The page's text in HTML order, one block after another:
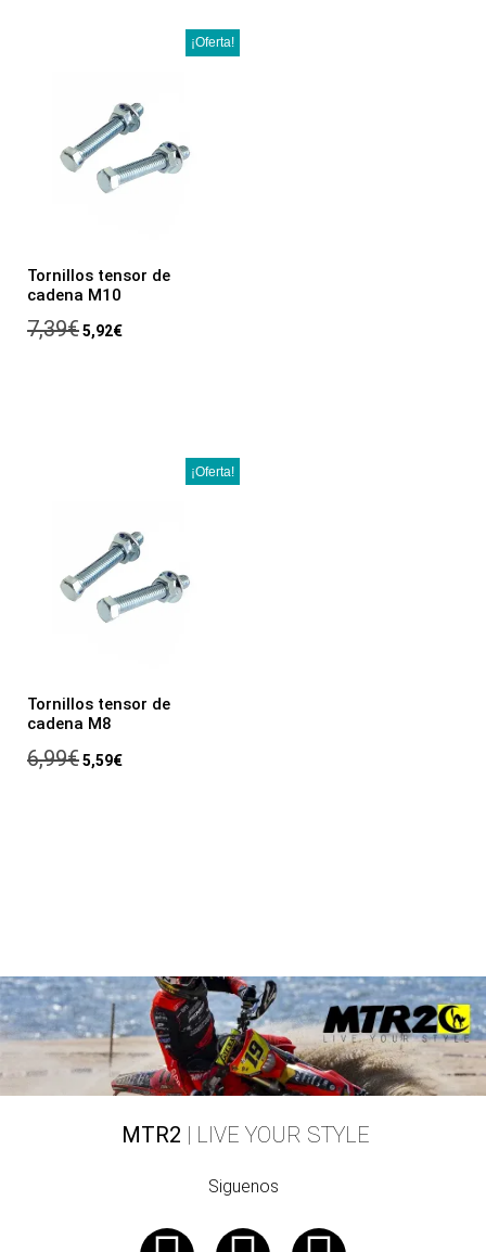
¡Oferta!
Tornillos tensor de
cadena M10
7,39€5,92€
¡Oferta!
Tornillos tensor de
cadena M8
6,99€5,59€
MTR2 | LIVE YOUR STYLE
Siguenos